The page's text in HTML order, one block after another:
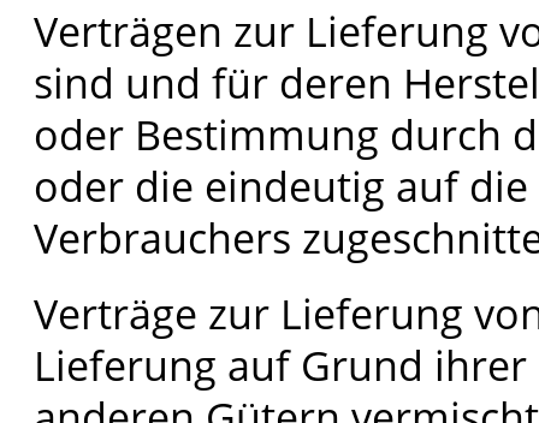
Verträgen zur Lieferung
sind und für deren
oder Bestimmung durch
oder die eindeutig auf
Verbrauchers
Verträge zur Lieferung
Lieferung auf Grund